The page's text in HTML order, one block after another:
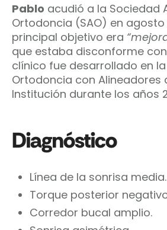
Pablo acudió a la Sociedad
Ortodoncia (SAO) en agosto
principal objetivo era
que estaba disconforme
clínico fue desarrollado en
Ortodoncia con Alineadores
Institución durante los años
Diagnóstico
Línea de la sonrisa media.
Torque posterior
Corredor bucal amplio.